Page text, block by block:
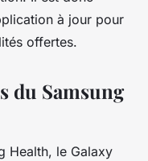
à jour pour
offertes.
du Samsung
Health, le Galaxy